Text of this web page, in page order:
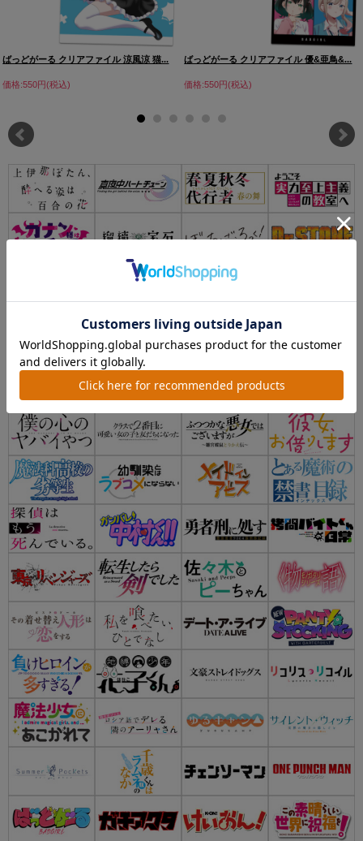
ばっどがーる クリアファイル 涼風涼 猫...
価格:550円(税込)
ばっどがーる クリアファイル 優&亜鳥&...
価格:550円(税込)